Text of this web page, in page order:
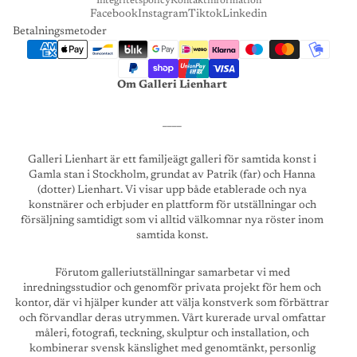
FacebookInstagramTiktokLinkedin
Betalningsmetoder
Om Galleri Lienhart
Galleri Lienhart är ett familjeägt galleri för samtida konst i
Gamla stan i Stockholm, grundat av Patrik (far) och Hanna
(dotter) Lienhart. Vi visar upp både etablerade och nya
konstnärer och erbjuder en plattform för utställningar och
försäljning samtidigt som vi alltid välkomnar nya röster inom
samtida konst.
Förutom galleriutställningar samarbetar vi med
inredningsstudior och genomför privata projekt för hem och
kontor, där vi hjälper kunder att välja konstverk som förbättrar
och förvandlar deras utrymmen. Vårt kurerade urval omfattar
måleri, fotografi, teckning, skulptur och installation, och
kombinerar svensk känslighet med genomtänkt, personlig